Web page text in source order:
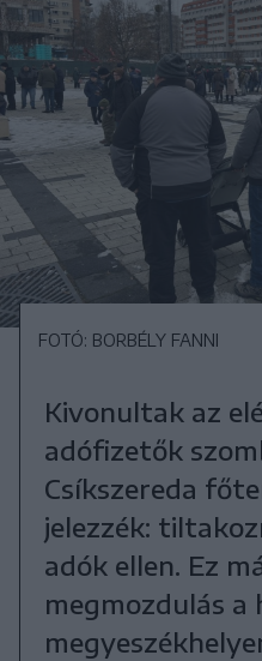
FOTÓ: BORBÉLY FANNI
Kivonultak az
adófizetők
Csíkszereda
jelezzék:
adók ellen. Ez
megmozdulás a